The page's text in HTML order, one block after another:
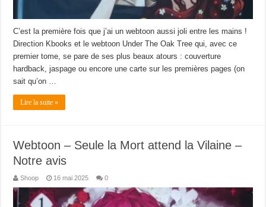
C’est la première fois que j’ai un webtoon aussi joli entre les mains !
Direction Kbooks et le webtoon Under The Oak Tree qui, avec ce
premier tome, se pare de ses plus beaux atours : couverture
hardback, jaspage ou encore une carte sur les premières pages (on
sait qu’on …
Lire la suite »
Webtoon – Seule la Mort attend la Vilaine –
Notre avis
Shoop 16 mai 2025 0